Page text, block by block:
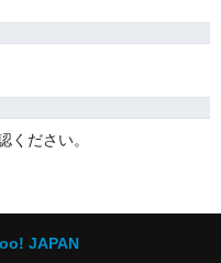
ください。
JAPAN